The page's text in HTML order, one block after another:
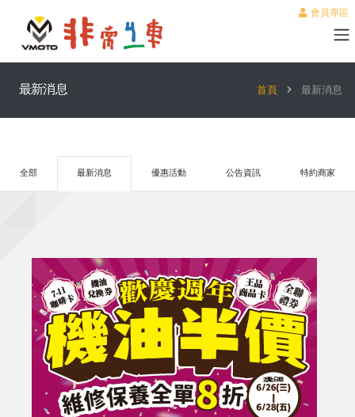
會員專區
最新消息 首頁 最新消息
全部 最新消息 優惠活動 公告資訊 特約商家